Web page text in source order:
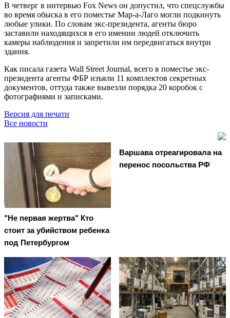
В четверг в интервью Fox News он допустил, что спецслужбы
во время обыска в его поместье Мар-а-Лаго могли подкинуть
любые улики. По словам экс-президента, агенты бюро
заставили находящихся в его имении людей отключить
камеры наблюдения и запретили им передвигаться внутри
здания.
Как писала газета Wall Street Journal, всего в поместье экс-
президента агенты ФБР изъяли 11 комплектов секретных
документов, оттуда также вывезли порядка 20 коробок с
фотографиями и записками.
Версия для печати
Все новости
"Не первая жертва" Кто
стоит за убийством ребенка
под Петербургом
Варшава отреагировала на
перенос посольства РФ